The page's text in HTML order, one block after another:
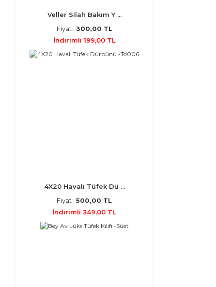
Veller Silah Bakım Y ...
Fiyat : 300,00 TL
İndirimli 199,00 TL
4X20 Havalı Tüfek Dü ...
Fiyat : 500,00 TL
İndirimli 349,00 TL